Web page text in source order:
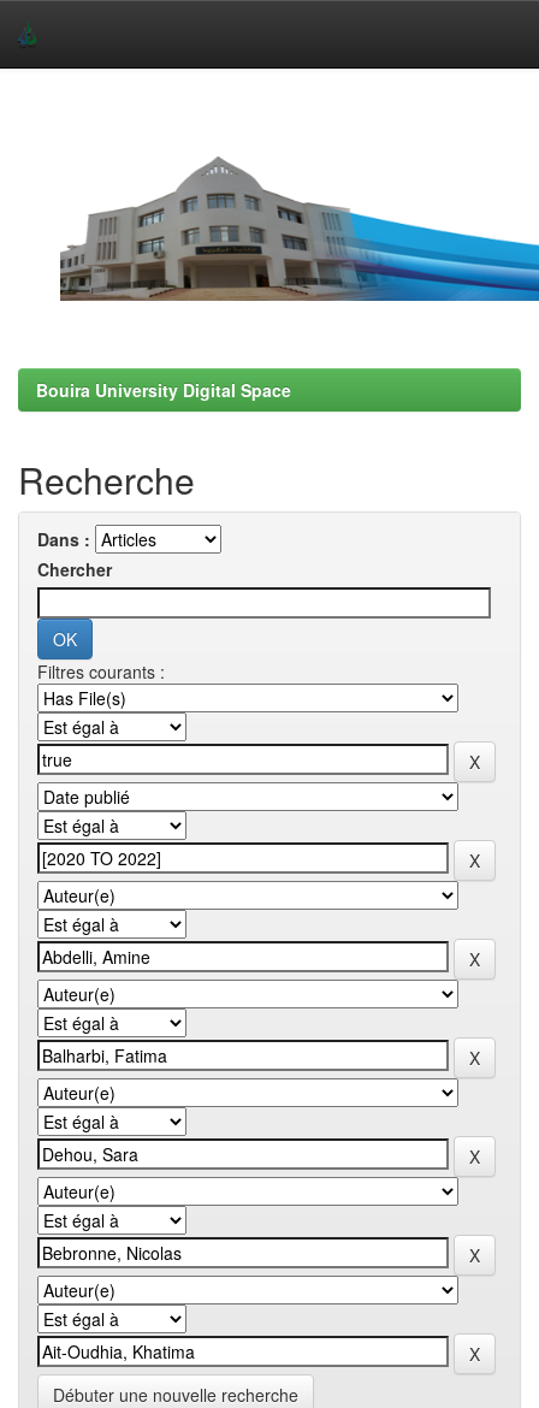
Bouira University Digital Space
Recherche
Dans :
Chercher
Filtres courants :
Débuter une nouvelle recherche